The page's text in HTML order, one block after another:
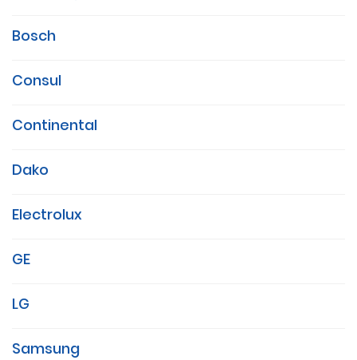
Bosch
Consul
Continental
Dako
Electrolux
GE
LG
Samsung